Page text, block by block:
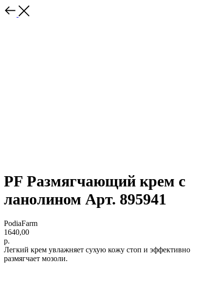
PF Размягчающий крем с
ланолином Арт. 895941
PodiaFarm
1640,00
р.
Легкий крем увлажняет сухую кожу стоп и эффективно
размягчает мозоли.